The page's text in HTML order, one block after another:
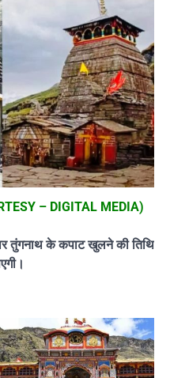
– DIGITAL MEDIA)
तुंगनाथ के कपाट खुलने की तिथि